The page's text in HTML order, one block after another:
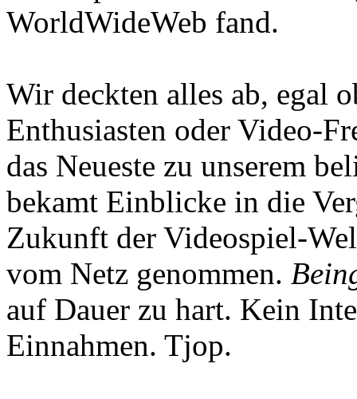
WorldWideWeb fand.
Wir deckten alles ab, egal
Enthusiasten oder Video-
das Neueste zu unserem
bekamt Einblicke in die
Zukunft der Videospiel-
vom Netz genommen.
auf Dauer zu hart. Kein
Einnahmen. Tjop.